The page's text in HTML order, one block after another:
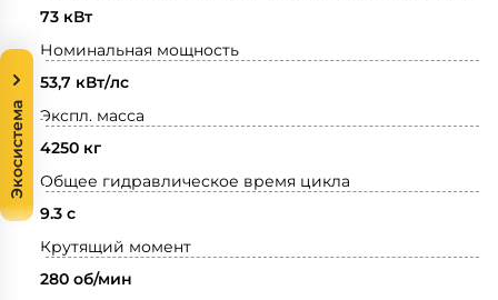
73 кВт
Номинальная мощность
53,7 кВт/лс
Экспл. масса
4250 кг
Общее гидравлическое время цикла
9.3 с
Крутящий момент
280 об/мин
Экосистема